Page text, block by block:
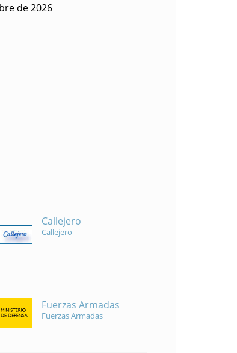
de 2026
Callejero
Callejero
Fuerzas Armadas
Fuerzas Armadas